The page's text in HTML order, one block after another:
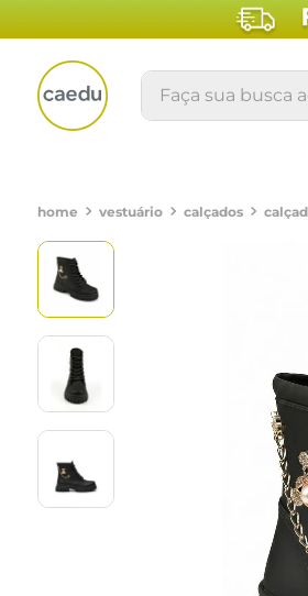
Faça sua busca aqui
vestuário calçados